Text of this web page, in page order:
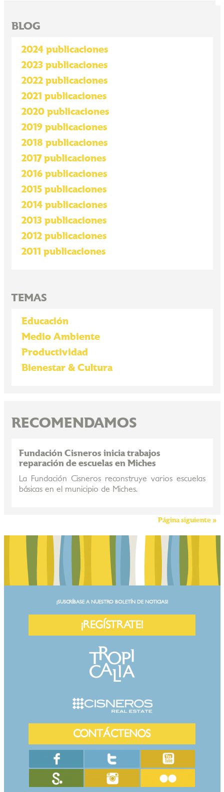
BLOG
2024 publicaciones
2023 publicaciones
2022 publicaciones
2021 publicaciones
2020 publicaciones
2019 publicaciones
2018 publicaciones
2017 publicaciones
2016 publicaciones
2015 publicaciones
2014 publicaciones
2013 publicaciones
2012 publicaciones
2011 publicaciones
TEMAS
Educación
Medio Ambiente
Productividad
Bienestar & Cultura
RECOMENDAMOS
Fundación Cisneros inicia trabajos
reparación de escuelas en Miches
La Fundación Cisneros reconstruye varios escuelas
básicas en el municipio de Miches.
Página siguiente »
¡SUSCRÍBASE A NUESTRO BOLETÍN DE NOTICIAS!
¡REGÍSTRATE!
CONTÁCTENOS